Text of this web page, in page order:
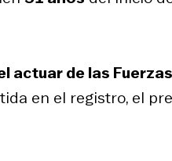
actuar de las
en el registro, el